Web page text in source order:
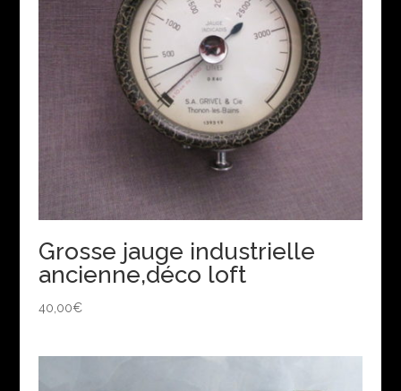
Grosse jauge industrielle
ancienne,déco loft
40,00€